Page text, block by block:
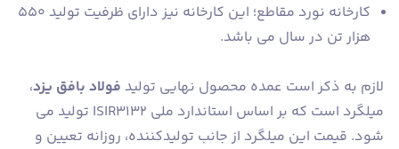
کارخانه نورد مقاطع؛ این کارخانه نیز دارای ظرفیت تولید 550
هزار تن در سال می باشد.
لازم به ذکر است عمده محصول نهایی تولید فولاد بافق یزد،
میلگرد است که بر اساس استاندارد ملی ISIR3132 تولید می
شود. قیمت این میلگرد از جانب تولیدکننده، روزانه تعیین و